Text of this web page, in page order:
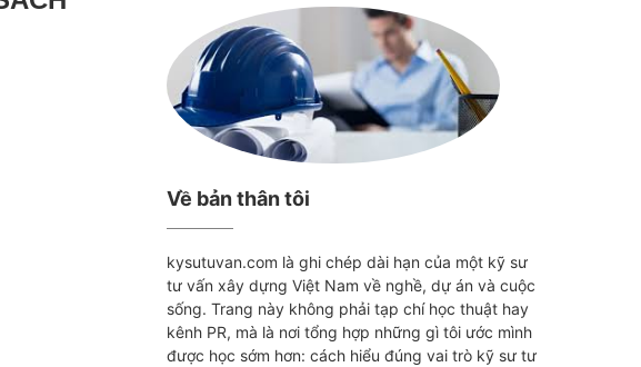
Về bản thân tôi
kysutuvan.com là ghi chép dài hạn của một kỹ sư
tư vấn xây dựng Việt Nam về nghề, dự án và cuộc
sống. Trang này không phải tạp chí học thuật hay
kênh PR, mà là nơi tổng hợp những gì tôi ước mình
được học sớm hơn: cách hiểu đúng vai trò kỹ sư tư